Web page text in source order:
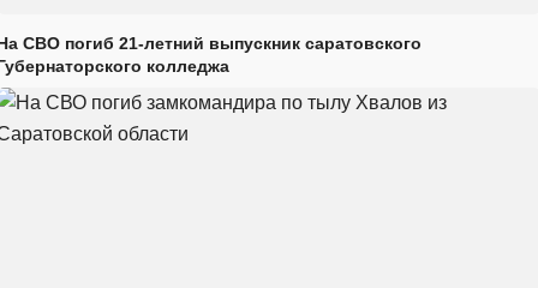
СВО погиб 21-летний выпускник саратовского
колледжа